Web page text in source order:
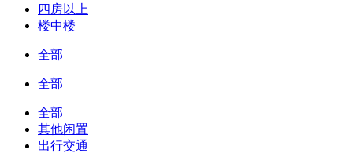
四房以上
楼中楼
全部
全部
全部
其他闲置
出行交通